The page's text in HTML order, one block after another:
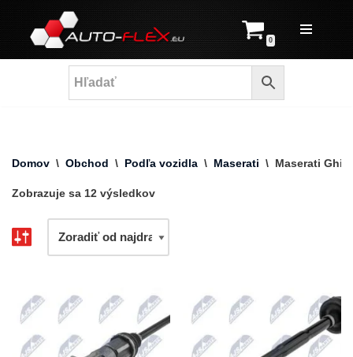
Prejsť
na
0
Domov \ Obchod \ Podľa vozidla \ Maserati \ Maserati
Zobrazuje sa 12 výsledkov